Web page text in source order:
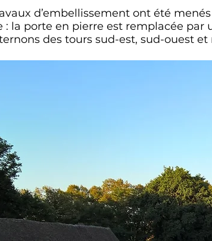
d’embellissement ont été
: la porte en pierre est remplacée
des tours sud-est, sud-ouest et